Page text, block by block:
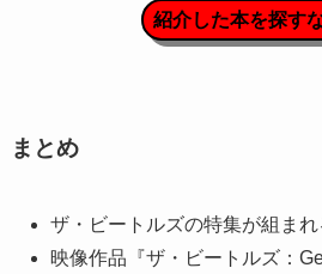
紹介した本を探す
まとめ
ザ・ビートルズの特集が組まれ
映像作品『ザ・ビートルズ：